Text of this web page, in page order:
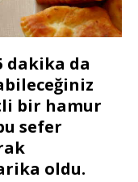
dakika da
bir hamur
sefer
oldu.